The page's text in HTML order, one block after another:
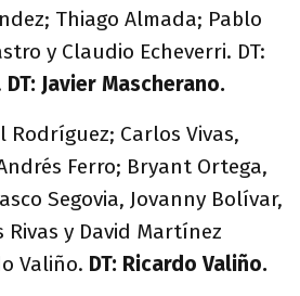
Thiago Almada; Pablo
y Claudio Echeverri. DT:
DT: Javier Mascherano.
Rodríguez; Carlos Vivas,
Ferro; Bryant Ortega,
Segovia, Jovanny Bolívar,
Rivas y David Martínez
Valiño. DT: Ricardo Valiño.